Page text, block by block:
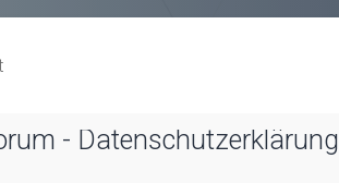
- Datenschutzerklärung